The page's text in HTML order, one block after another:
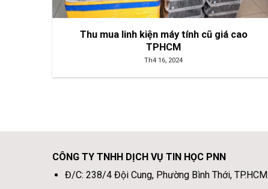
Thu mua linh kiện máy tính cũ giá cao
TPHCM
Th4 16, 2024
CÔNG TY TNHH DỊCH VỤ TIN HỌC PNN
Đ/C: 238/4 Đội Cung, Phường Bình Thới, TP.HCM